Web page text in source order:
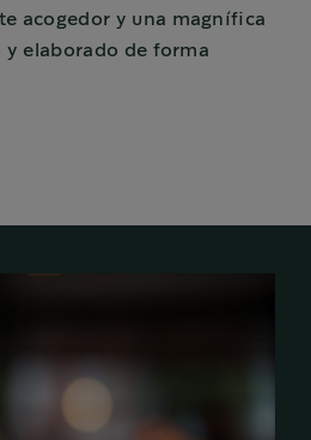
acogedor y una magnífica
y elaborado de forma